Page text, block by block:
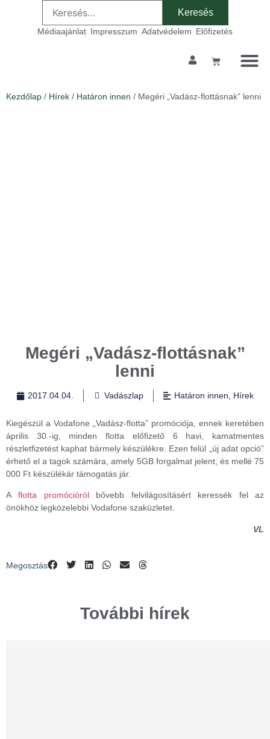
Médiaajánlat Impresszum Adatvédelem Előfizetés
Kezdőlap / Hírek / Határon innen / Megéri „Vadász-flottásnak” lenni
Megéri „Vadász-flottásnak”
lenni
2017.04.04. Vadászlap Határon innen Hírek
Kiegészül a Vodafone „Vadász-flotta” promóciója, ennek keretében
április 30.-ig, minden flotta előfizető 6 havi, kamatmentes
részletfizetést kaphat bármely készülékre. Ezen felül „új adat opció”
érhető el a tagok számára, amely 5GB forgalmat jelent, és mellé 75
000 Ft készülékár támogatás jár.
Aflotta promóciórólbővebb felvilágosításért keressék fel az
önökhöz legközelebbi Vodafone szaküzletet.
VL
Megosztás
További hírek